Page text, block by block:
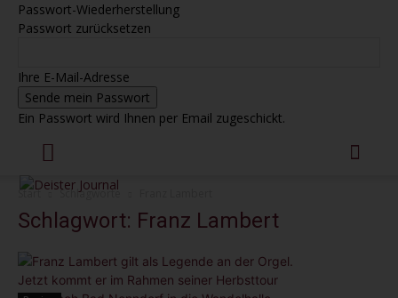
Passwort-Wiederherstellung
Passwort zurücksetzen
Ihre E-Mail-Adresse
Ein Passwort wird Ihnen per Email zugeschickt.
Start Schlagworte
Schlagwort: Franz Lambert